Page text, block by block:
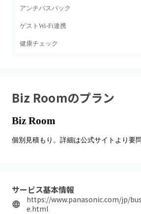
アンチパスバック
ゲストWi‑Fi連携
健康チェック
Biz Roomのプラン
Biz Room
個別見積もり。詳細は公式サイトより要
サービス基本情報
https://www.panasonic.com/jp/
e.html